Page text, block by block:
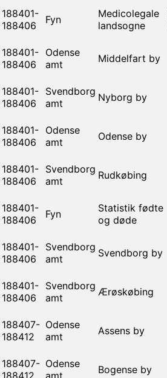
188401-
188406
Fyn
Medicolegale
landsogne
188401-
188406
Odense
amt
Middelfart by
188401-
188406
Svendborg
amt
Nyborg by
188401-
188406
Odense
amt
Odense by
188401-
188406
Svendborg
amt
Rudkøbing
188401-
188406
Fyn
Statistik fødte
og døde
188401-
188406
Svendborg
amt
Svendborg by
188401-
188406
Svendborg
amt
Ærøskøbing
188407-
188412
Odense
amt
Assens by
188407- Odense
Bogense by